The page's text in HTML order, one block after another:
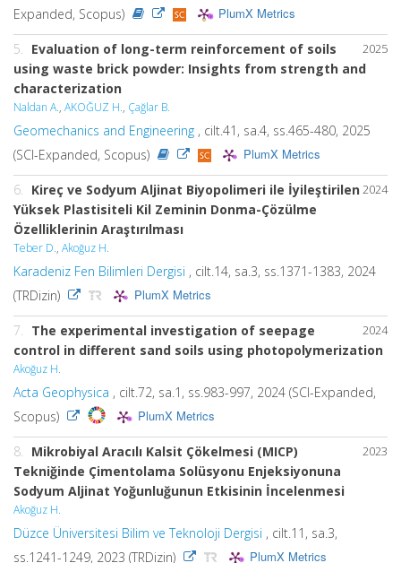
Expanded, Scopus)
PlumX Metrics
2025
5.
Evaluation of long-term reinforcement of soils
using waste brick powder: Insights from strength and
characterization
Naldan A., AKOĞUZ H., Çağlar B.
Geomechanics and Engineering , cilt.41, sa.4, ss.465-480, 2025
(SCI-Expanded, Scopus)
PlumX Metrics
2024
6.
Kireç ve Sodyum Aljinat Biyopolimeri ile İyileştirilen
Yüksek Plastisiteli Kil Zeminin Donma-Çözülme
Özelliklerinin Araştırılması
Teber D., Akoğuz H.
Karadeniz Fen Bilimleri Dergisi , cilt.14, sa.3, ss.1371-1383, 2024
(TRDizin)
PlumX Metrics
2024
7.
The experimental investigation of seepage
control in different sand soils using photopolymerization
Akoğuz H.
Acta Geophysica , cilt.72, sa.1, ss.983-997, 2024 (SCI-Expanded,
Scopus)
PlumX Metrics
2023
8.
Mikrobiyal Aracılı Kalsit Çökelmesi (MICP)
Tekniğinde Çimentolama Solüsyonu Enjeksiyonuna
Sodyum Aljinat Yoğunluğunun Etkisinin İncelenmesi
Akoğuz H.
Düzce Üniversitesi Bilim ve Teknoloji Dergisi , cilt.11, sa.3,
ss.1241-1249, 2023 (TRDizin)
PlumX Metrics